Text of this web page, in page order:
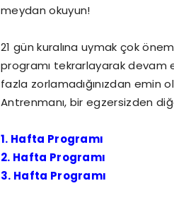
meydan okuyun!
21 gün kuralına uymak çok
programı tekrarlayarak devam
fazla zorlamadığınızdan emin
Antrenmanı, bir egzersizden
1. Hafta Programı
2. Hafta Programı
3. Hafta Programı